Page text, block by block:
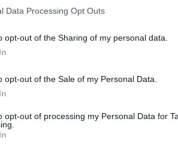
Data Processing Opt Outs
opt-out of the Sharing of my personal data.
opt-out of the Sale of my Personal Data.
opt-out of processing my Personal Data for
Tweet